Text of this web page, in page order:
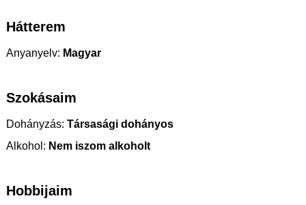
Hátterem
Anyanyelv: Magyar
Szokásaim
Dohányzás: Társasági dohányos
Alkohol: Nem iszom alkoholt
Hobbijaim